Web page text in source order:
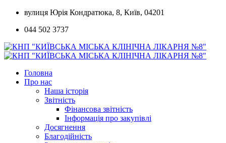
Skip
content
вулиця Юрія Кондратюка, 8, Київ, 04201
044 502 3737
Головна
Про нас
Наша історія
Звітність
Фінансова звітність
Інформація про закупівлі
Досягнення
Благодійність